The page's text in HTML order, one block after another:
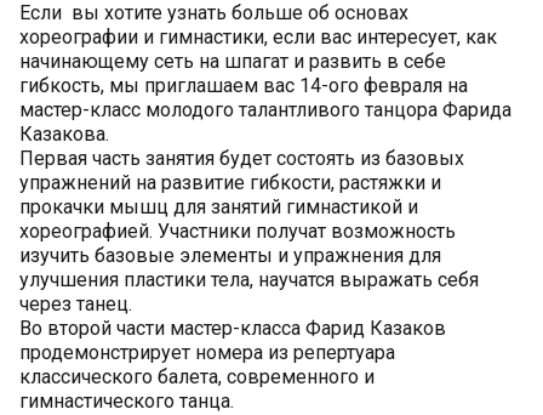
Если вы хотите узнать больше об основах
хореографии и гимнастики, если вас интересует, как
начинающему сеть на шпагат и развить в себе
гибкость, мы приглашаем вас 14-ого февраля на
мастер-класс молодого талантливого танцора Фарида
Казакова.
Первая часть занятия будет состоять из базовых
упражнений на развитие гибкости, растяжки и
прокачки мышц для занятий гимнастикой и
хореографией. Участники получат возможность
изучить базовые элементы и упражнения для
улучшения пластики тела, научатся выражать себя
через танец.
Во второй части мастер-класса Фарид Казаков
продемонстрирует номера из репертуара
классического балета, современного и
гимнастического танца.